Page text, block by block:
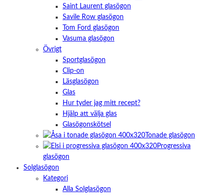
Saint Laurent glasögon
Savile Row glasögon
Tom Ford glasögon
Vasuma glasögon
Övrigt
Sportglasögon
Clip-on
Läsglasögon
Glas
Hur tyder jag mitt recept?
Hjälp att välja glas
Glasögonskötsel
Tonade glasögon
Progressiva
glasögon
Solglasögon
Kategori
Alla Solglasögon